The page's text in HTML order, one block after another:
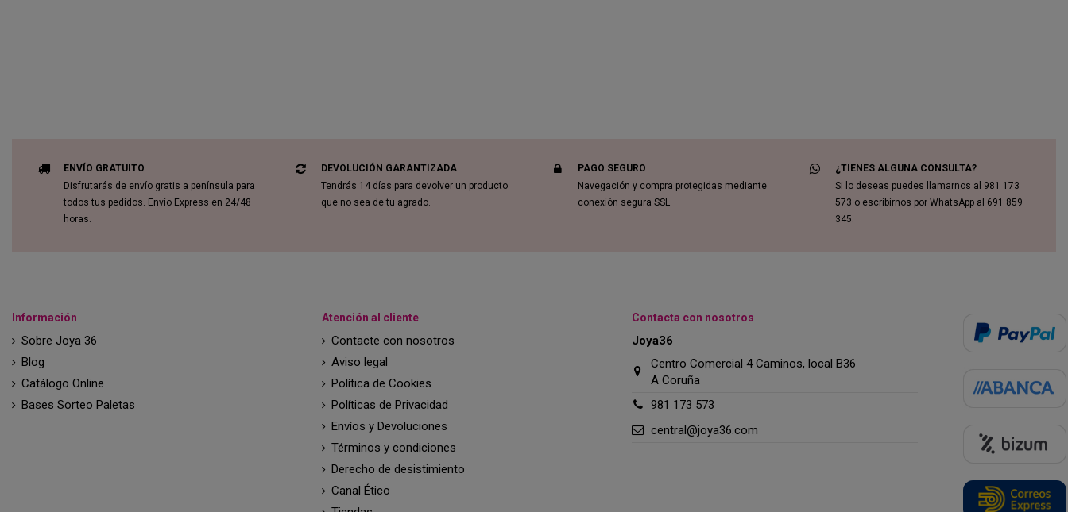
ENVÍO GRATUITO
Disfrutarás de envío gratis a península para
todos tus pedidos. Envío Express en 24/48
horas.
DEVOLUCIÓN GARANTIZADA
Tendrás 14 días para devolver un producto
que no sea de tu agrado.
PAGO SEGURO
Navegación y compra protegidas mediante
conexión segura SSL.
¿TIENES ALGUNA CONSULTA?
Si lo deseas puedes llamarnos al 981 173
573 o escribirnos por WhatsApp al 691 859
345.
Información
Sobre Joya 36
Blog
Catálogo Online
Bases Sorteo Paletas
Atención al cliente
Contacte con nosotros
Aviso legal
Política de Cookies
Políticas de Privacidad
Envíos y Devoluciones
Términos y condiciones
Derecho de desistimiento
Canal Ético
Contacta con nosotros
Joya36
Centro Comercial 4 Caminos, local B36
A Coruña
981 173 573
central@joya36.com